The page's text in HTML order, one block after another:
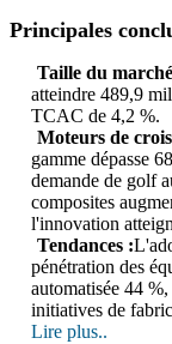
Principales
Taille du
atteindre 489,9
TCAC de 4,2 %.
Moteurs de
gamme dépasse
demande de golf
composites
l'innovation
Tendances :
pénétration des
automatisée 44
initiatives de
Lire plus..